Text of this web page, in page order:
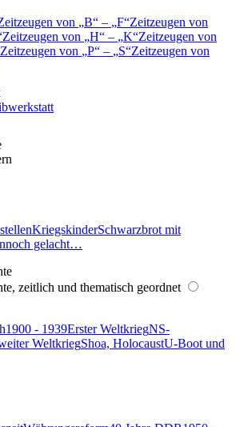
von B – F Zeitzeugen von
Zeitzeugen von H – K Zeitzeugen von
Zeitzeugen von P – S Zeitzeugen von
KriegskinderSchwarzbrot mit
gelacht…
zeitlich und thematisch geordnet
1900 - 1939Erster WeltkriegNS-
WeltkriegShoa, HolocaustU-Boot und